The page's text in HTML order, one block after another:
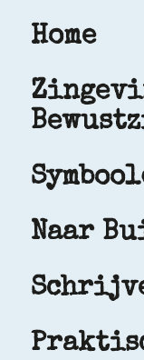
Home
Naar